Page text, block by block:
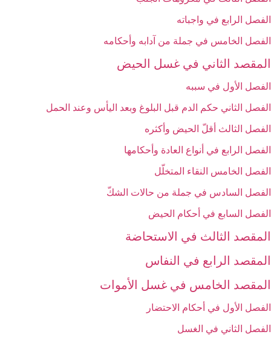
الفصل الرابع في واجباته
الفصل الخامس في جملة من آدابه وأحكامه‏
المقصد الثاني في غسل الحيض‏
الفصل الأول في سببه
الفصل الثاني حكم الدم قبل البلوغ وبعد اليأس وعند الحمل‏
الفصل الثالث أقلّ الحيض وأكثره‏
الفصل الرابع في أنواع العادة وأحكامها
الفصل الخامس النقاء المتخلّل‏
الفصل السادس في جملة من حالات الشكّ‏
الفصل السابع في أحكام الحيض
المقصد الثالث في الاستحاضة
المقصد الرابع في النفاس‏
المقصد الخامس في غسل الأموات‏
الفصل الأول في أحكام الاحتضار
الفصل الثاني في الغسل